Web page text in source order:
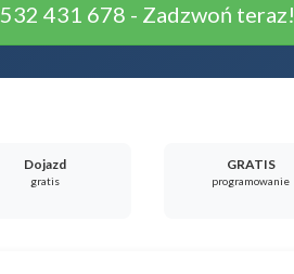
532 431 678 - Zadzwoń teraz!
Dojazd
gratis
GRATIS
programowanie